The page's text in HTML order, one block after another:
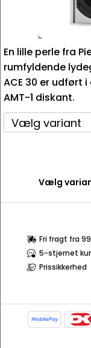
En lille perle fra
rumfyldende
ACE 30 er udført
AMT-1 diskant.
Vælg
Fri fragt fra
5-stjernet
Prissikkerhed